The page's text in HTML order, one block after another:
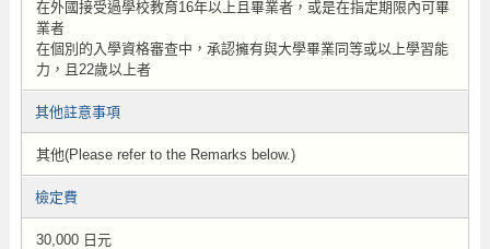
在外國接受過學校教育16年以上且畢業者，或是在指定期限內可畢
業者
在個別的入學資格審查中，承認擁有與大學畢業同等或以上學習能
力，且22歲以上者
其他註意事項
其他(Please refer to the Remarks below.)
檢定費
30,000 日元